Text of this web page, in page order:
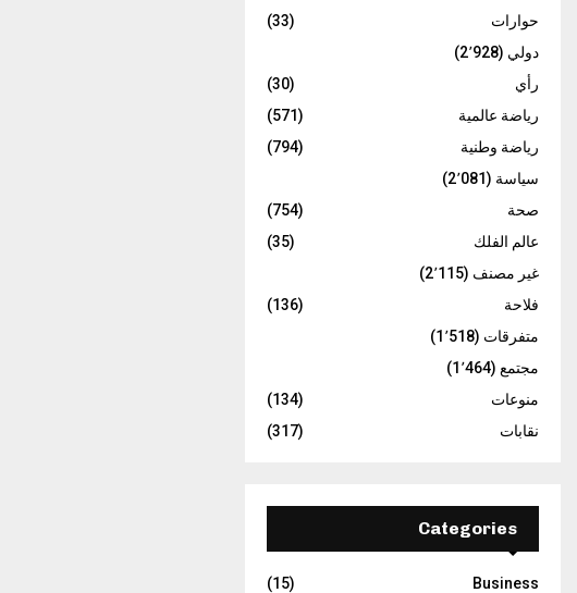
حوارات
(33)
دولي (2٬928)
رأي
(30)
رياضة عالمية
(571)
رياضة وطنية
(794)
سياسة (2٬081)
صحة
(754)
عالم الفلك
(35)
غير مصنف (2٬115)
فلاحة
(136)
متفرقات (1٬518)
مجتمع (1٬464)
منوعات
(134)
نقابات
(317)
Categories
Business
(15)